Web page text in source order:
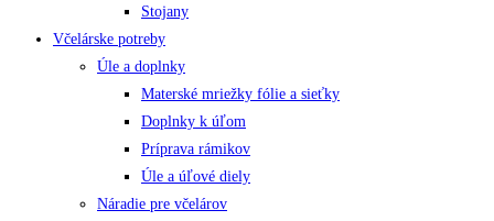
Stojany
Včelárske potreby
Úle a doplnky
Materské mriežky fólie a sieťky
Doplnky k úľom
Príprava rámikov
Úle a úľové diely
Náradie pre včelárov